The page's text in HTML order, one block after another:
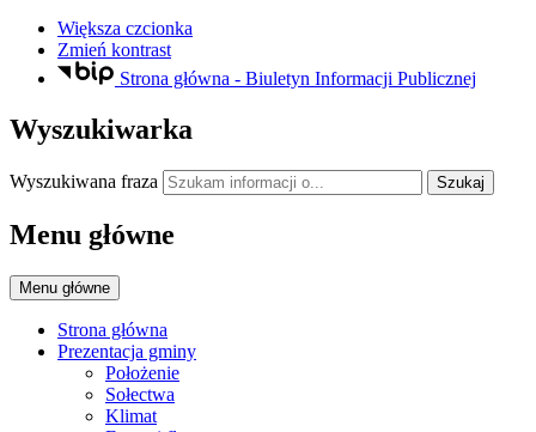
Większa czcionka
Zmień kontrast
Strona główna - Biuletyn Informacji Publicznej
Wyszukiwarka
Wyszukiwana fraza Szukaj
Menu główne
Menu główne
Strona główna
Prezentacja gminy
Położenie
Sołectwa
Klimat